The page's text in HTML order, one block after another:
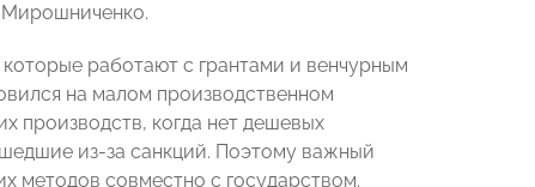
Мирошниченко.
которые работают с грантами и венчурным
на малом производственном
производств, когда нет дешевых
из-за санкций. Поэтому важный
методов совместно с государством.